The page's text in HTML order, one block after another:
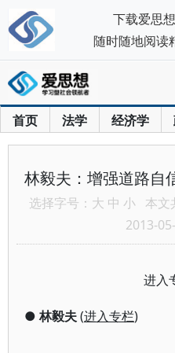
首页 法学 经济学
林毅夫：增强道路自
选择字号： 大 中 小 本文
2013-
进入
●林毅夫(进入专栏)
下载爱思
随时随地阅读